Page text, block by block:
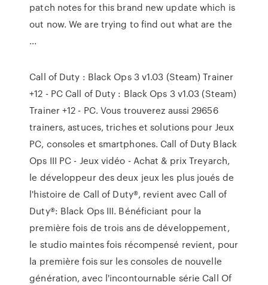
patch notes for this brand new update which is
out now. We are trying to find out what are the
...
Call of Duty : Black Ops 3 v1.03 (Steam) Trainer
+12 - PC Call of Duty : Black Ops 3 v1.03 (Steam)
Trainer +12 - PC. Vous trouverez aussi 29656
trainers, astuces, triches et solutions pour Jeux
PC, consoles et smartphones. Call of Duty Black
Ops III PC - Jeux vidéo - Achat & prix Treyarch,
le développeur des deux jeux les plus joués de
l'histoire de Call of Duty®, revient avec Call of
Duty®: Black Ops III. Bénéficiant pour la
première fois de trois ans de développement,
le studio maintes fois récompensé revient, pour
la première fois sur les consoles de nouvelle
génération, avec l'incontournable série Call Of